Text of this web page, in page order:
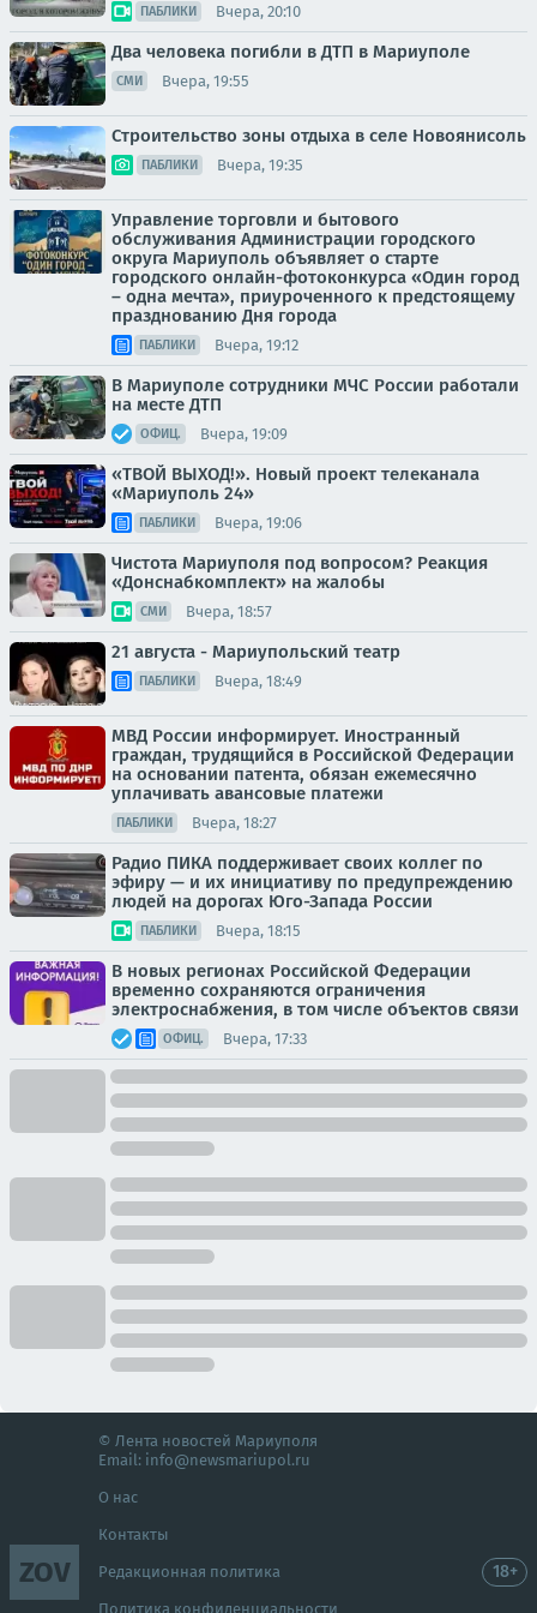
ПАБЛИКИ Вчера, 20:10
Два человека погибли в ДТП в Мариуполе
СМИ Вчера, 19:55
Строительство зоны отдыха в селе Новоянисоль
ПАБЛИКИ Вчера, 19:35
Управление торговли и бытового
обслуживания Администрации городского
округа Мариуполь объявляет о старте
городского онлайн-фотоконкурса «Один город
– одна мечта», приуроченного к предстоящему
празднованию Дня города
ПАБЛИКИ Вчера, 19:12
В Мариуполе сотрудники МЧС России работали
на месте ДТП
ОФИЦ. Вчера, 19:09
«ТВОЙ ВЫХОД!». Новый проект телеканала
«Мариуполь 24»
ПАБЛИКИ Вчера, 19:06
Чистота Мариуполя под вопросом? Реакция
«Донснабкомплект» на жалобы
СМИ Вчера, 18:57
21 августа - Мариупольский театр
ПАБЛИКИ Вчера, 18:49
МВД России информирует. Иностранный
граждан, трудящийся в Российской Федерации
на основании патента, обязан ежемесячно
уплачивать авансовые платежи
ПАБЛИКИ Вчера, 18:27
Радио ПИКА поддерживает своих коллег по
эфиру — и их инициативу по предупреждению
людей на дорогах Юго-Запада России
ПАБЛИКИ Вчера, 18:15
В новых регионах Российской Федерации
временно сохраняются ограничения
электроснабжения, в том числе объектов связи
ОФИЦ. Вчера, 17:33
ZOV
© Лента новостей Мариуполя
Email: info@newsmariupol.ru
О нас
Контакты
Редакционная политика
Политика конфиденциальности
18+